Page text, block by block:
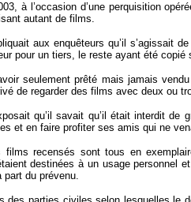
à l’occasion d’une perquisition
autant de films.
aux enquêteurs qu’il s’agissait
pour un tiers, le reste ayant été
seulement prêté mais jamais
de regarder des films avec deux ou
qu’il savait qu’il était interdit
et en faire profiter ses amis qui ne
films recensés sont tous en
destinées à un usage personnel
part du prévenu.